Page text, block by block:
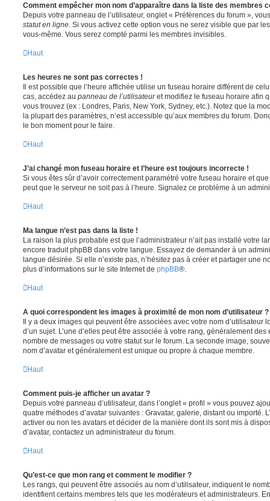
Comment empêcher mon nom d’apparaître dans la liste des membres
Depuis votre panneau de l’utilisateur, onglet « Préférences du forum »,
statut en ligne . Si vous activez cette option vous ne serez visible que par
vous-même. Vous serez compté parmi les membres invisibles.
Haut
Les heures ne sont pas correctes !
Il est possible que l’heure affichée utilise un fuseau horaire différent de
cas, accédez au panneau de l’utilisateuret modifiez le fuseau horaire afin
vous trouvez (ex : Londres, Paris, New York, Sydney, etc.). Notez que la
la plupart des paramètres, n’est accessible qu’aux membres du forum.
le bon moment pour le faire.
Haut
J’ai changé mon fuseau horaire et l’heure est toujours incorrecte !
Si vous êtes sûr d’avoir correctement paramétré votre fuseau horaire et
peut que le serveur ne soit pas à l’heure. Signalez ce problème à un
Haut
Ma langue n’est pas dans la liste !
La raison la plus probable est que l’administrateur n’ait pas installé votre
encore traduit phpBB dans votre langue. Essayez de demander à un
langue désirée. Si elle n’existe pas, n’hésitez pas à créer et partager une
plus d’informations sur le site Internet de phpBB®.
Haut
A quoi correspondent les images à proximité de mon nom d’utilisateur ?
Il y a deux images qui peuvent être associées avec votre nom d’utilisateur
d’un sujet. L’une d’elles peut être associée à votre rang, généralement
nombre de messages ou votre statut sur le forum. La seconde image,
nom d’avatar et généralement est unique ou propre à chaque membre.
Haut
Comment puis-je afficher un avatar ?
Depuis votre panneau d’utilisateur, dans l’onglet « profil » vous pouvez
quatre méthodes d’avatar suivantes : Gravatar, galerie, distant ou importé.
activer ou non les avatars et décider de la manière dont ils sont mis à
d’avatar, contactez un administrateur du forum.
Haut
Qu’est-ce que mon rang et comment le modifier ?
Les rangs, qui peuvent être associés au nom d’utilisateur, indiquent le
identifient certains membres tels que les modérateurs et administrateurs.